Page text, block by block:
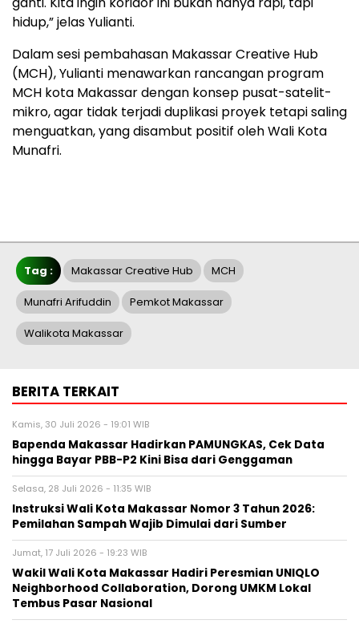
hidup,” jelas Yulianti.
Dalam sesi pembahasan Makassar Creative Hub
(MCH), Yulianti menawarkan rancangan program
MCH kota Makassar dengan konsep pusat-satelit-
mikro, agar tidak terjadi duplikasi proyek tetapi saling
menguatkan, yang disambut positif oleh Wali Kota
Munafri.
Tag : Makassar Creative Hub MCH
Munafri Arifuddin Pemkot Makassar
Walikota Makassar
BERITA TERKAIT
Kamis, 30 Juli 2026 - 19:01 WIB
Bapenda Makassar Hadirkan PAMUNGKAS, Cek Data
hingga Bayar PBB-P2 Kini Bisa dari Genggaman
Selasa, 28 Juli 2026 - 11:35 WIB
Instruksi Wali Kota Makassar Nomor 3 Tahun 2026:
Pemilahan Sampah Wajib Dimulai dari Sumber
Jumat, 17 Juli 2026 - 19:23 WIB
Wakil Wali Kota Makassar Hadiri Peresmian UNIQLO
Neighborhood Collaboration, Dorong UMKM Lokal
Tembus Pasar Nasional